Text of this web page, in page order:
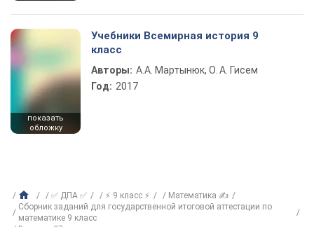
показать
обложку
Учебники Всемирная история 9
класс
Авторы: А.А. Мартынюк, О. А. Гисем
Год: 2017
✅ ДПА ✅ ⚡ 9 класс ⚡
Математика ✍
Сборник заданий для государственной итоговой аттестации по
математике 9 класс